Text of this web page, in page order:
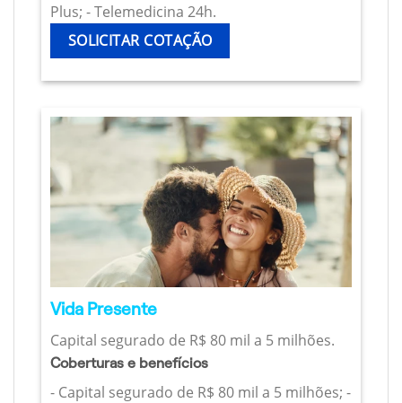
Plus; - Telemedicina 24h.
SOLICITAR COTAÇÃO
Vida Presente
Capital segurado de R$ 80 mil a 5 milhões.
Coberturas e benefícios
- Capital segurado de R$ 80 mil a 5 milhões; -